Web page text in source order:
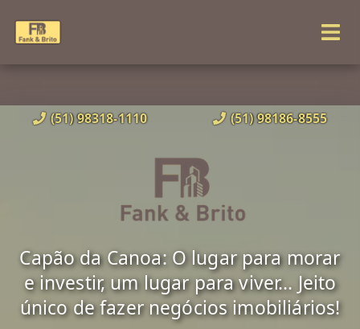
(51) 98318-1110 (51) 98186-8555
Capão da Canoa: O lugar para morar
e investir, um lugar para viver... Jeito
único de fazer negócios imobiliários!